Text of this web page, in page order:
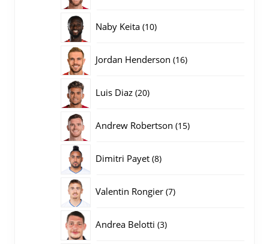
Naby Keita 1010
Jordan Henderson 1616
Luis Diaz 2020
Andrew Robertson 1515
Dimitri Payet 88
Valentin Rongier 77
Andrea Belotti 33